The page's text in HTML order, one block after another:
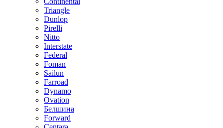
Triangle
Dunlop
Pirelli
Nitto
Interstate
Federal
Foman
Sailun
Farroad
Dynamo
Ovation
Белшина
Forward